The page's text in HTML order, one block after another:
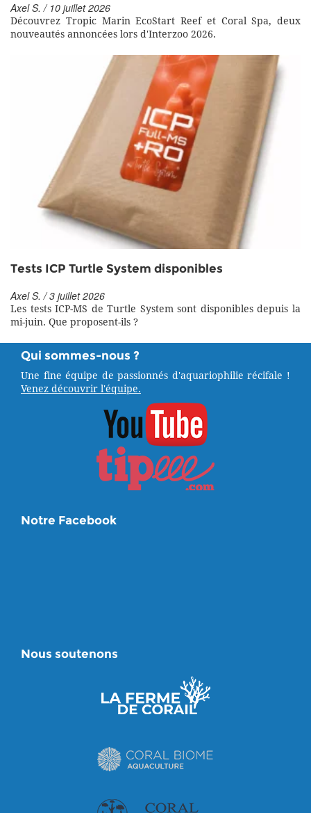
Axel S. / 10 juillet 2026
Découvrez Tropic Marin EcoStart Reef et Coral Spa, deux
nouveautés annoncées lors d'Interzoo 2026.
Tests ICP Turtle System disponibles
Axel S. / 3 juillet 2026
Les tests ICP-MS de Turtle System sont disponibles depuis la
mi-juin. Que proposent-ils ?
Qui sommes-nous ?
Une fine équipe de passionnés d'aquariophilie récifale !
Venez découvrir l'équipe.
Notre Facebook
Nous soutenons